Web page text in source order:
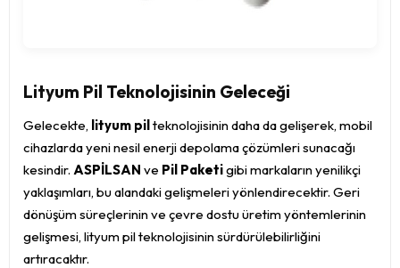
Lityum Pil Teknolojisinin Geleceği
Gelecekte, lityum pilteknolojisinin daha da gelişerek, mobil
cihazlarda yeni nesil enerji depolama çözümleri sunacağı
kesindir. ASPİLSAN ve Pil Paketigibi markaların yenilikçi
yaklaşımları, bu alandaki gelişmeleri yönlendirecektir. Geri
dönüşüm süreçlerinin ve çevre dostu üretim yöntemlerinin
gelişmesi, lityum pil teknolojisinin sürdürülebilirliğini
artıracaktır.